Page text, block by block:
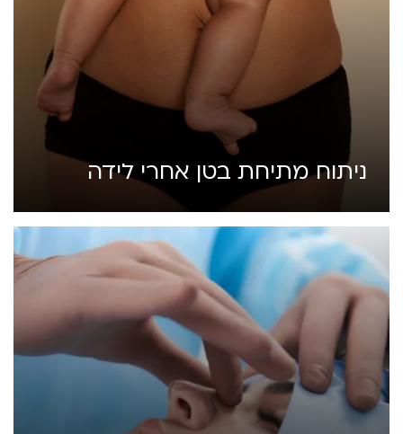
ניתוח מתיחת בטן אחרי לידה